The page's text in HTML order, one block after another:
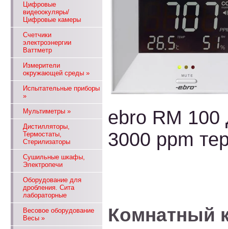
Цифровые
видеоокуляры/
Цифровые камеры
Счетчики
электроэнергии
Ваттметр
Измерители
окружающей среды»
Испытательные приборы
»
Мультиметры»
Дистилляторы,
Термостаты,
Стерилизаторы
Сушильные шкафы,
Электропечи
Оборудование для
дробления. Сита
лабораторные
Весовое оборудование
Весы»
ebro RM 100
3000 ppm
Комнатный